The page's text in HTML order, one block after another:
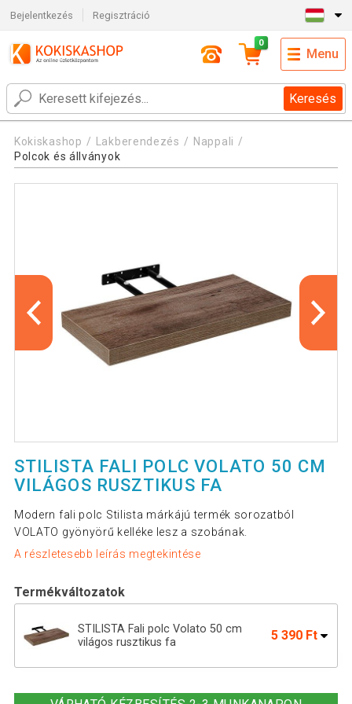
Bejelentkezés Regisztráció
Keresés
0
Menu
Kokiskashop Lakberendezés
Nappali
Polcok és állványok
STILISTA FALI POLC VOLATO 50 CM
VILÁGOS RUSZTIKUS FA
Modern fali polc Stilista márkájú termék sorozatból
VOLATO gyönyörű kelléke lesz a szobának.
A részletesebb leírás megtekintése
Termékváltozatok
STILISTA Fali polc Volato 50 cm
világos rusztikus fa
5 390 Ft
barna fa